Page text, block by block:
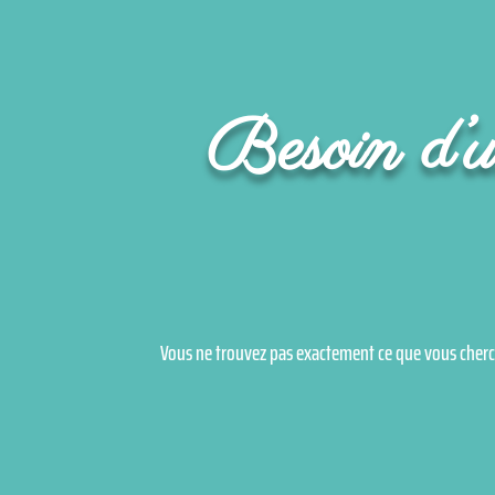
Besoin
Vous ne trouvez pas exactement ce que vous